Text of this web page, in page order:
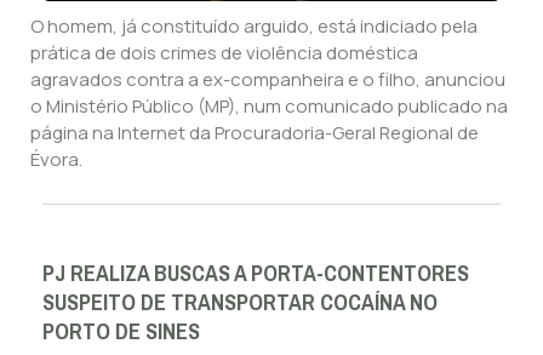
O homem, já constituído arguido, está indiciado pela
prática de dois crimes de violência doméstica
agravados contra a ex-companheira e o filho, anunciou
o Ministério Público (MP), num comunicado publicado na
página na Internet da Procuradoria-Geral Regional de
Évora.
PJ REALIZA BUSCAS A PORTA-CONTENTORES
SUSPEITO DE TRANSPORTAR COCAÍNA NO
PORTO DE SINES